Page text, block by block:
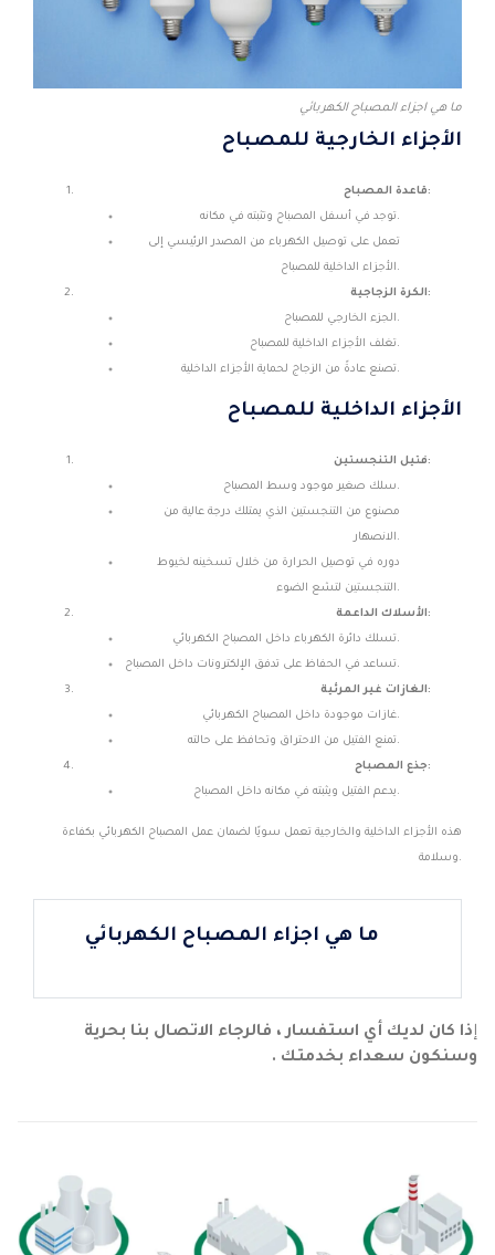
ما هي اجزاء المصباح الكهربائي
الأجزاء الخارجية للمصباح
قاعدة المصباح:
توجد في أسفل المصباح وتثبته في مكانه.
تعمل على توصيل الكهرباء من المصدر الرئيسي إلى
الأجزاء الداخلية للمصباح.
الكرة الزجاجية:
الجزء الخارجي للمصباح.
تغلف الأجزاء الداخلية للمصباح.
تصنع عادةً من الزجاج لحماية الأجزاء الداخلية.
الأجزاء الداخلية للمصباح
فتيل التنجستين:
سلك صغير موجود وسط المصباح.
مصنوع من التنجستين الذي يمتلك درجة عالية من
الانصهار.
دوره في توصيل الحرارة من خلال تسخينه لخيوط
التنجستين لتشع الضوء.
الأسلاك الداعمة:
تسلك دائرة الكهرباء داخل المصباح الكهربائي.
تساعد في الحفاظ على تدفق الإلكترونات داخل المصباح.
الغازات غير المرئية:
غازات موجودة داخل المصباح الكهربائي.
تمنع الفتيل من الاحتراق وتحافظ على حالته.
جذع المصباح:
يدعم الفتيل ويثبته في مكانه داخل المصباح.
هذه الأجزاء الداخلية والخارجية تعمل سويًا لضمان عمل المصباح الكهربائي بكفاءة
وسلامة.
ما هي اجزاء المصباح الكهربائي
إذا كان لديك أي استفسار ، فالرجاء الاتصال بنا بحرية
وسنكون سعداء بخدمتك .